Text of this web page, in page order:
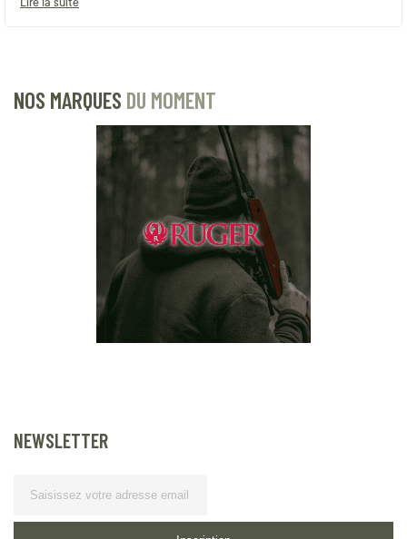
NOS MARQUES DU MOMENT
NEWSLETTER